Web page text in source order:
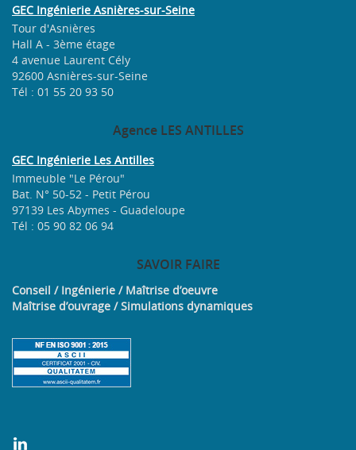
GEC Ingénierie Asnières-sur-Seine
Tour d'Asnières
Hall A - 3ème étage
4 avenue Laurent Cély
92600 Asnières-sur-Seine
Tél : 01 55 20 93 50
AgenceLES ANTILLES
GEC Ingénierie Les Antilles
Immeuble "Le Pérou"
Bat. N° 50-52 - Petit Pérou
97139 Les Abymes - Guadeloupe
Tél : 05 90 82 06 94
SAVOIRFAIRE
Conseil / Ingénierie / Maîtrise d’oeuvre
Maîtrise d’ouvrage / Simulations dynamiques